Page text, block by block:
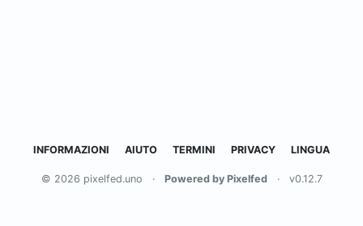
INFORMAZIONI AIUTO TERMINI PRIVACY LINGUA
© 2026 pixelfed.uno · Powered by Pixelfed · v0.12.7